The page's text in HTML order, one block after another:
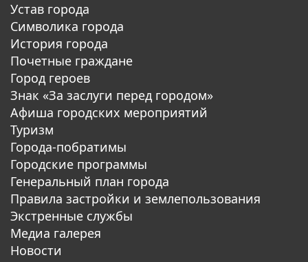
Устав города
Символика города
История города
Почетные граждане
Город героев
Знак «За заслуги перед городом»
Афиша городских мероприятий
Туризм
Города-побратимы
Городские программы
Генеральный план города
Правила застройки и землепользования
Экстренные службы
Медиа галерея
Новости